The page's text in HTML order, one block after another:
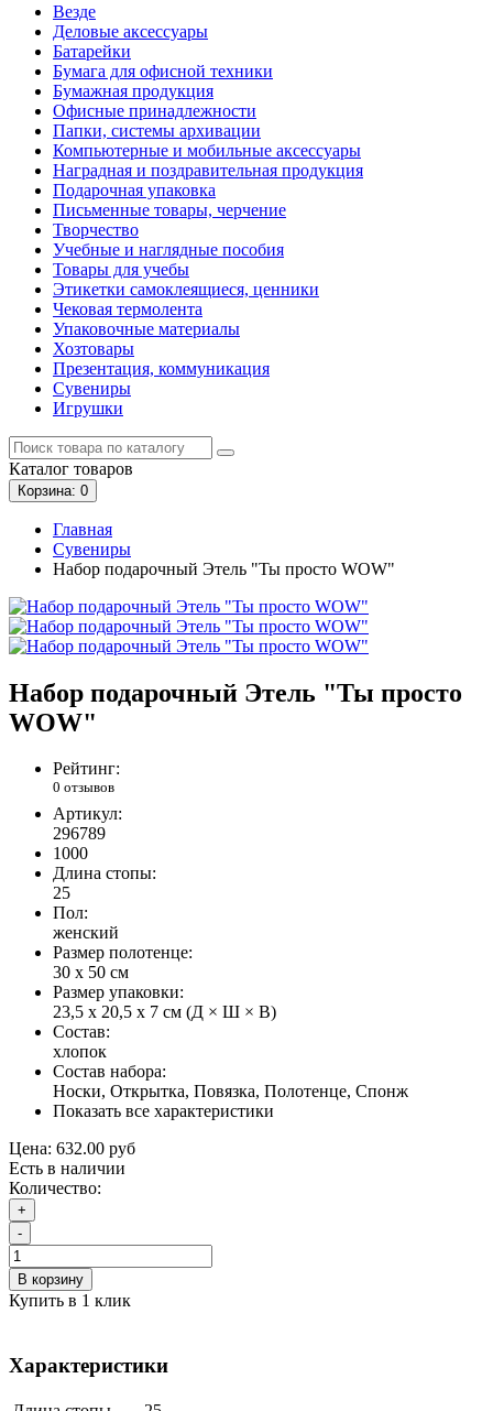
Везде
Деловые аксессуары
Батарейки
Бумага для офисной техники
Бумажная продукция
Офисные принадлежности
Папки, системы архивации
Компьютерные и мобильные аксессуары
Наградная и поздравительная продукция
Подарочная упаковка
Письменные товары, черчение
Творчество
Учебные и наглядные пособия
Товары для учебы
Этикетки самоклеящиеся, ценники
Чековая термолента
Упаковочные материалы
Хозтовары
Презентация, коммуникация
Сувениры
Игрушки
Каталог товаров
Корзина: 0
Главная
Сувениры
Набор подарочный Этель "Ты просто WOW"
Набор подарочный Этель "Ты просто
WOW"
Рейтинг:
0 отзывов
Артикул:
296789
1000
Длина стопы:
25
Пол:
женский
Размер полотенце:
30 х 50 см
Размер упаковки:
23,5 х 20,5 х 7 см (Д × Ш × В)
Состав:
хлопок
Состав набора:
Носки, Открытка, Повязка, Полотенце, Спонж
Показать все характеристики
Цена: 632.00 руб
Есть в наличии
Количество:
+
-
В корзину
Купить в 1 клик
Характеристики